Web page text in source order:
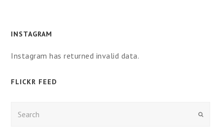
INSTAGRAM
Instagram has returned invalid data.
FLICKR FEED
Enviar